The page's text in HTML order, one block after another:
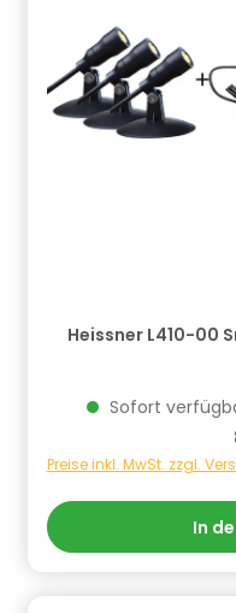
Heissner L410-00
Sofort
Preise inkl. MwSt. zzgl.
In